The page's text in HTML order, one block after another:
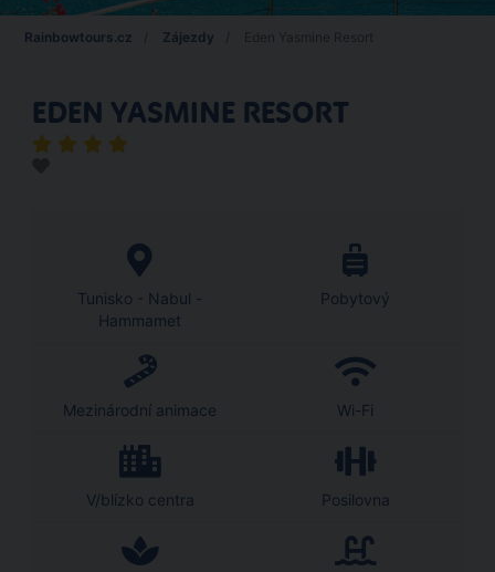
Rainbowtours.cz Zájezdy
EDEN YASMINE RESORT
Tunisko - Nabul -
Hammamet
Pobytový
Mezinárodní animace Wi-Fi
V/blízko centra Posilovna